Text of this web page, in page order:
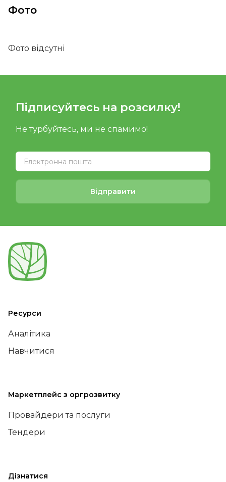
Фото
Фото відсутні
Підписуйтесь на розсилку!
Не турбуйтесь, ми не спамимо!
Відправити
Ресурси
Аналітика
Навчитися
Маркетплейс з оргрозвитку
Провайдери та послуги
Тендери
Дізнатися